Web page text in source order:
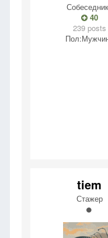
40
239 posts
Пол:
tiem
Стажер